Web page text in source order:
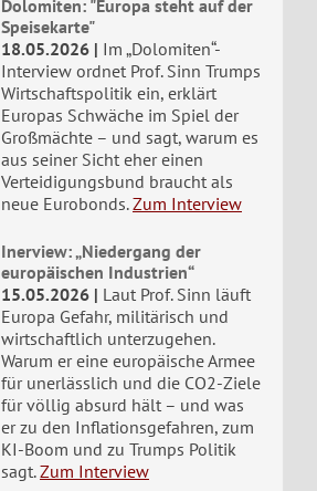
Dolomiten: "Europa steht auf der
Speisekarte"
18.05.2026
Im „Dolomiten“-
Interview ordnet Prof. Sinn Trumps
Wirtschaftspolitik ein, erklärt
Europas Schwäche im Spiel der
Großmächte – und sagt, warum es
aus seiner Sicht eher einen
Verteidigungsbund braucht als
neue Eurobonds. Zum Interview
Inerview: „Niedergang der
europäischen Industrien“
15.05.2026
Laut Prof. Sinn läuft
Europa Gefahr, militärisch und
wirtschaftlich unterzugehen.
Warum er eine europäische Armee
für unerlässlich und die CO2-Ziele
für völlig absurd hält – und was
er zu den Inflationsgefahren, zum
KI-Boom und zu Trumps Politik
sagt. Zum Interview